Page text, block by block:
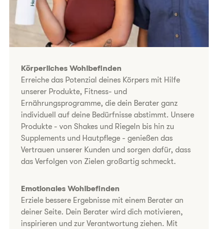
Körperliches Wohlbefinden
Erreiche das Potenzial deines Körpers mit Hilfe
unserer Produkte, Fitness- und
Ernährungsprogramme, die dein Berater ganz
individuell auf deine Bedürfnisse abstimmt. Unsere
Produkte - von Shakes und Riegeln bis hin zu
Supplements und Hautpflege - genießen das
Vertrauen unserer Kunden und sorgen dafür, dass
das Verfolgen von Zielen großartig schmeckt.
Emotionales Wohlbefinden
Erziele bessere Ergebnisse mit einem Berater an
deiner Seite. Dein Berater wird dich motivieren,
inspirieren und zur Verantwortung ziehen. Mit